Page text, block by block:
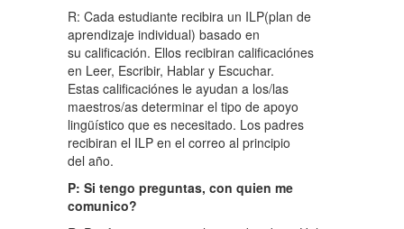
R: Cada estudiante recibira un ILP(plan de
aprendizaje individual) basado en
su calificación. Ellos recibiran calificaciónes
en Leer, Escribir, Hablar y Escuchar.
Estas calificaciónes le ayudan a los/las
maestros/as determinar el tipo de apoyo
lingüístico que es necesitado. Los padres
recibiran el ILP en el correo al principio
del año.
P: Si tengo preguntas, con quien me
comunico?